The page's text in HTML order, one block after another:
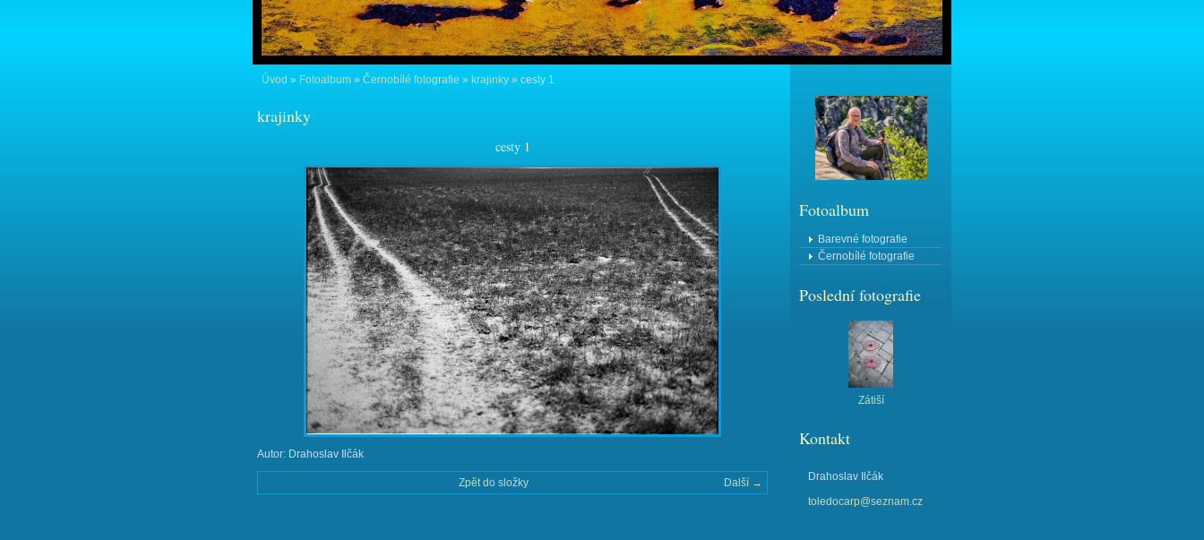
Úvod » Fotoalbum » Černobílé fotografie » krajinky » cesty 1
krajinky
cesty 1
Autor: Drahoslav Ilčák
Další →
Zpět do složky
Fotoalbum
Barevné fotografie
Černobílé fotografie
Poslední fotografie
Zátiší
Kontakt
Drahoslav Ilčák
toledocarp@seznam.cz